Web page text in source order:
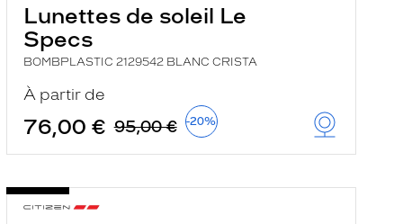
Lunettes de soleil Le
Specs
BOMBPLASTIC 2129542 BLANC CRISTA
À partir de
76,00 € 95,00 € -20%